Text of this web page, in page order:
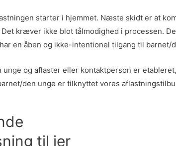
starter i hjemmet. Næste skidt er at
kræver ikke blot tålmodighed i processen.
en åben og ikke-intentionel tilgang til barnet/
unge og aflaster eller kontaktperson er
den unge er tilknyttet vores
til jer